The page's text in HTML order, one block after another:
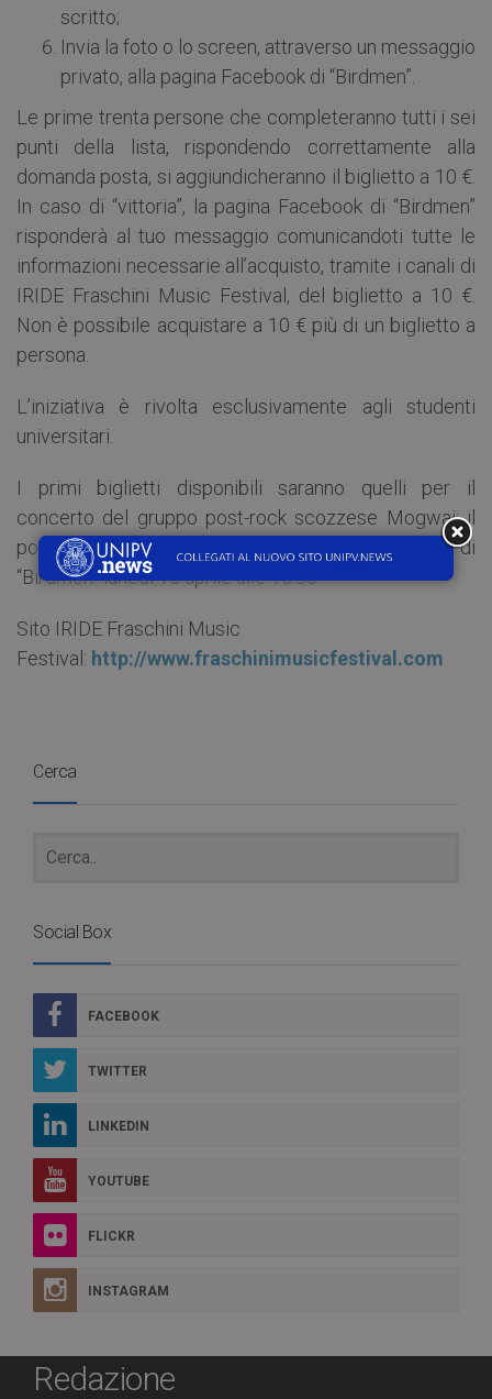
scritto;
Invia la foto o lo screen, attraverso un messaggio
privato, alla pagina Facebook di “Birdmen”.
Le prime trenta persone che completeranno tutti i sei
punti della lista, rispondendo correttamente alla
domanda posta, si aggiundicheranno il biglietto a 10 €.
In caso di “vittoria”, la pagina Facebook di “Birdmen”
risponderà al tuo messaggio comunicandoti tutte le
informazioni necessarie all’acquisto, tramite i canali di
IRIDE Fraschini Music Festival, del biglietto a 10 €.
Non è possibile acquistare a 10 € più di un biglietto a
persona.
L’iniziativa è rivolta esclusivamente agli studenti
universitari.
I primi biglietti disponibili saranno quelli per il
concerto del gruppo post-rock scozzese Mogwai: il
post sarà pubblicato sulla pagina Facebook di
“Birdmen” lunedì 16 aprile alle 13:00.
Sito IRIDE Fraschini Music
Festival: http://www.fraschinimusicfestival.com
Cerca
Social Box
FACEBOOK
TWITTER
LINKEDIN
YOUTUBE
FLICKR
INSTAGRAM
Redazione